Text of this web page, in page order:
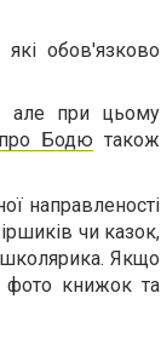
обов'язково
але при цьому
про Бодю також
направленості
чи казок,
школярика. Якщо
фото книжок та